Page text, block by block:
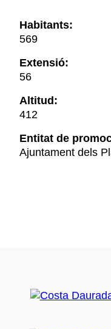
Habitants:
569
Extensió:
56
Altitud:
412
Entitat de
Ajuntament dels